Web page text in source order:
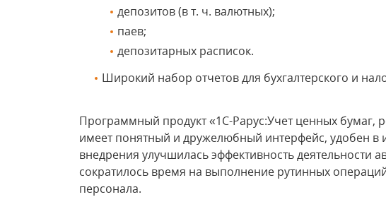
депозитов (в т. ч. валютных);
паев;
депозитарных расписок.
Широкий набор отчетов для бухгалтерского
Программный продукт «1С-Рарус:Учет ценных бумаг,
имеет понятный и дружелюбный интерфейс, удобен в
внедрения улучшилась эффективность деятельности
сократилось время на выполнение рутинных
персонала.